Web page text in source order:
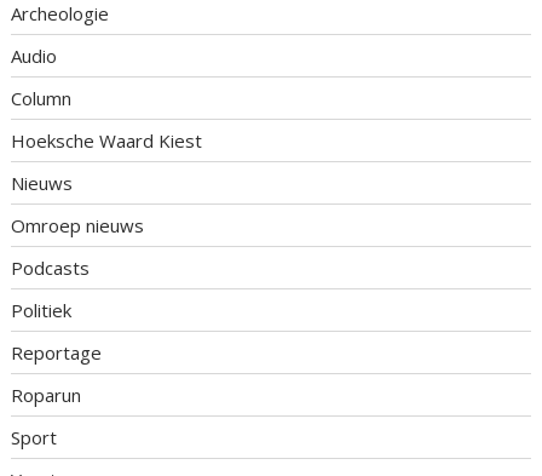
Archeologie
Audio
Column
Hoeksche Waard Kiest
Nieuws
Omroep nieuws
Podcasts
Politiek
Reportage
Roparun
Sport